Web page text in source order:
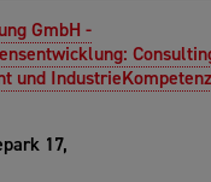
GmbH -
und
17,